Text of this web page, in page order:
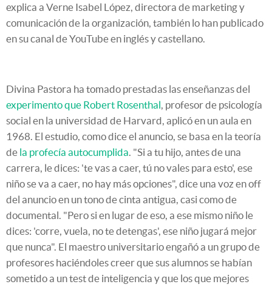
explica a Verne Isabel López, directora de marketing y
comunicación de la organización, también lo han publicado
en su canal de YouTube en inglés y castellano.
Divina Pastora ha tomado prestadas las enseñanzas del
experimento que Robert Rosenthal , profesor de psicología
social en la universidad de Harvard, aplicó en un aula en
1968. El estudio, como dice el anuncio, se basa en la teoría
de la profecía autocumplida . "Si a tu hijo, antes de una
carrera, le dices: 'te vas a caer, tú no vales para esto', ese
niño se va a caer, no hay más opciones", dice una voz en off
del anuncio en un tono de cinta antigua, casi como de
documental. "Pero si en lugar de eso, a ese mismo niño le
dices: 'corre, vuela, no te detengas', ese niño jugará mejor
que nunca". El maestro universitario engañó a un grupo de
profesores haciéndoles creer que sus alumnos se habían
sometido a un test de inteligencia y que los que mejores